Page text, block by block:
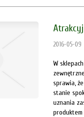
2016-05-09
W
sprawia,
stanie
uznania